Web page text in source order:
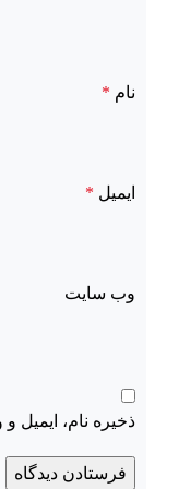
نام *
ایمیل *
وب‌ سایت
ذخیره نام، ایمیل